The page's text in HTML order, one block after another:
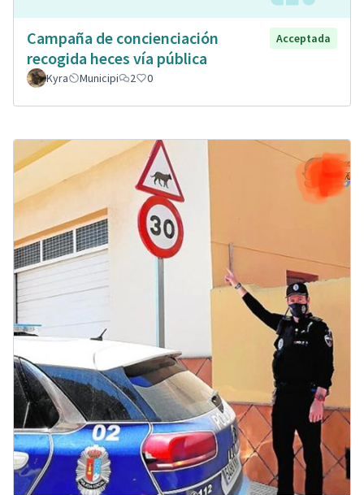
Campaña de concienciación
recogida heces vía pública
Acceptada
Kyra Municipi 2 0